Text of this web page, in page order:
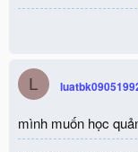
L
mình muốn học